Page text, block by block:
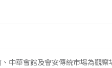
中華會館及會安傳統市場為觀